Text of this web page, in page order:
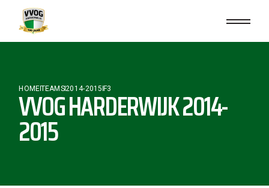
HOMETEAMS2014-2015 F3
VVOG HARDERWIJK 2014-
2015